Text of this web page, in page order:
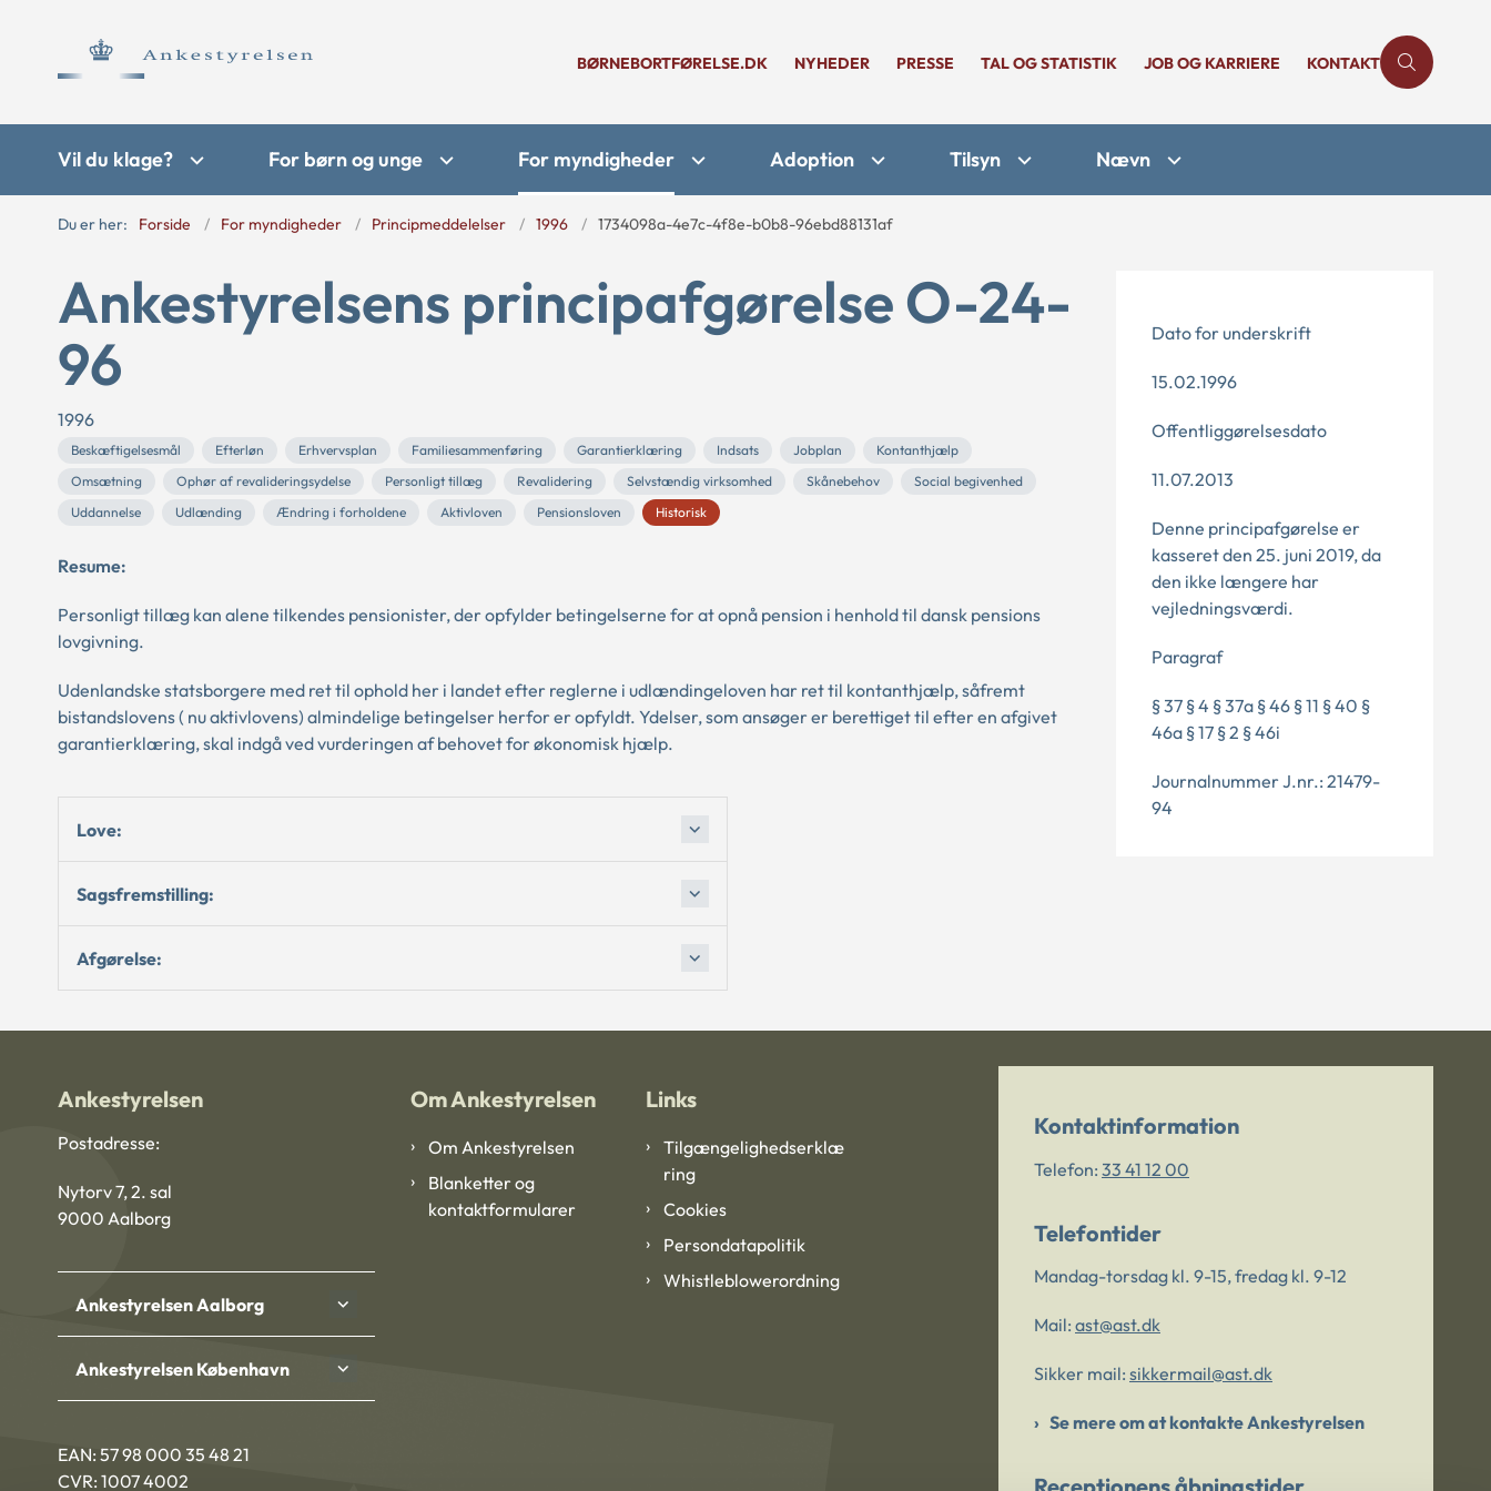
BØRNEBORTFØRELSE.DK NYHEDER PRESSE TAL OG STATISTIK JOB OG KARRIERE KONTAKT
Vil du klage? For børn og unge For myndigheder Adoption Tilsyn Nævn
Du er her: Forside For myndigheder Principmeddelelser 1996 1734098a-4e7c-4f8e-b0b8-96ebd88131af
Ankestyrelsens principafgørelse O-24-
96
1996
Beskæftigelsesmål Efterløn Erhvervsplan Familiesammenføring Garantierklæring Indsats Jobplan
Kontanthjælp
Omsætning
Ophør af revalideringsydelse Personligt tillæg Revalidering Selvstændig virksomhed Skånebehov
Social begivenhed
Uddannelse
Udlænding Ændring i forholdene Aktivloven Pensionsloven Historisk
Resume:
Personligt tillæg kan alene tilkendes pensionister, der opfylder betingelserne for at opnå pension i henhold til dansk pensions
lovgivning.
Udenlandske statsborgere med ret til ophold her i landet efter reglerne i udlændingeloven har ret til kontanthjælp, såfremt
bistandslovens ( nu aktivlovens) almindelige betingelser herfor er opfyldt. Ydelser, som ansøger er berettiget til efter en afgivet
garantierklæring, skal indgå ved vurderingen af behovet for økonomisk hjælp.
Love:
Sagsfremstilling:
Afgørelse:
Dato for underskrift
15.02.1996
Offentliggørelsesdato
11.07.2013
Denne principafgørelse er
kasseret den 25. juni 2019, da
den ikke længere har
vejledningsværdi.
Paragraf
§ 37 § 4 § 37a § 46 § 11 § 40 §
46a § 17 § 2 § 46i
Journalnummer J.nr.: 21479-
94
Ankestyrelsen
Postadresse:
Nytorv 7, 2. sal
9000 Aalborg
Ankestyrelsen Aalborg
Ankestyrelsen København
EAN: 57 98 000 35 48 21
CVR: 1007 4002
Om Ankestyrelsen
Om Ankestyrelsen
Blanketter og
kontaktformularer
Links
Tilgængelighedserklæ
ring
Cookies
Persondatapolitik
Whistleblowerordning
Kontaktinformation
Telefon: 33 41 12 00
Telefontider
Mandag-torsdag kl. 9-15, fredag kl. 9-12
Mail: ast@ast.dk
Sikker mail: sikkermail@ast.dk
Se mere om at kontakte Ankestyrelsen